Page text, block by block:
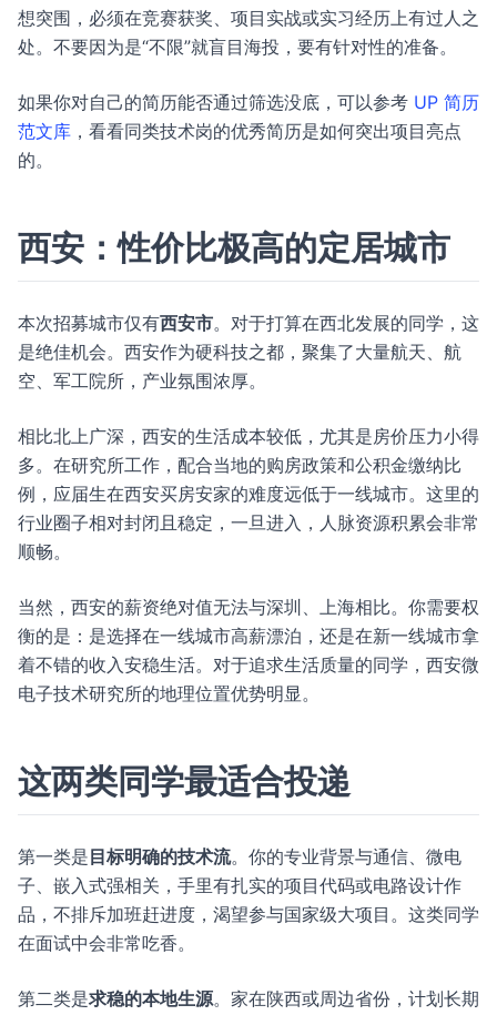
想突围，必须在竞赛获奖、项目实战或实习经历上有过人之
处。不要因为是“不限”就盲目海投，要有针对性的准备。
如果你对自己的简历能否通过筛选没底，可以参考 UP 简历
范文库 ，看看同类技术岗的优秀简历是如何突出项目亮点
的。
西安：性价比极高的定居城市
本次招募城市仅有西安市。对于打算在西北发展的同学，这
是绝佳机会。西安作为硬科技之都，聚集了大量航天、航
空、军工院所，产业氛围浓厚。
相比北上广深，西安的生活成本较低，尤其是房价压力小得
多。在研究所工作，配合当地的购房政策和公积金缴纳比
例，应届生在西安买房安家的难度远低于一线城市。这里的
行业圈子相对封闭且稳定，一旦进入，人脉资源积累会非常
顺畅。
当然，西安的薪资绝对值无法与深圳、上海相比。你需要权
衡的是：是选择在一线城市高薪漂泊，还是在新一线城市拿
着不错的收入安稳生活。对于追求生活质量的同学，西安微
电子技术研究所的地理位置优势明显。
这两类同学最适合投递
第一类是目标明确的技术流。你的专业背景与通信、微电
子、嵌入式强相关，手里有扎实的项目代码或电路设计作
品，不排斥加班赶进度，渴望参与国家级大项目。这类同学
在面试中会非常吃香。
第二类是求稳的本地生源。家在陕西或周边省份，计划长期